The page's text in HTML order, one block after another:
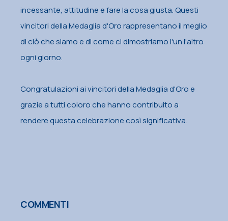
incessante, attitudine e fare la cosa giusta. Questi
vincitori della Medaglia d'Oro rappresentano il meglio
di ciò che siamo e di come ci dimostriamo l'un l'altro
ogni giorno.
Congratulazioni ai vincitori della Medaglia d'Oro e
grazie a tutti coloro che hanno contribuito a
rendere questa celebrazione così significativa.
COMMENTI